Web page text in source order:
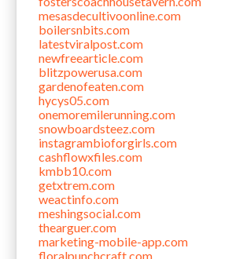
mesasdecultivoonline.com
boilersnbits.com
latestviralpost.com
newfreearticle.com
blitzpowerusa.com
gardenofeaten.com
hycys05.com
onemoremilerunning.com
snowboardsteez.com
instagrambioforgirls.com
cashflowxfiles.com
kmbb10.com
getxtrem.com
weactinfo.com
meshingsocial.com
thearguer.com
marketing-mobile-app.com
floralpunchcraft.com